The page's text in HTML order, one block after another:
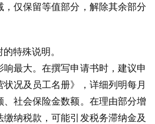
仅保留等值部分，解除其余部分
特殊说明。
最大。在撰写申请书时，建议申
况及员工名册》，详细列明每月
社会保险金数额。在理由部分增
纳税款，可能引发税务滞纳金及